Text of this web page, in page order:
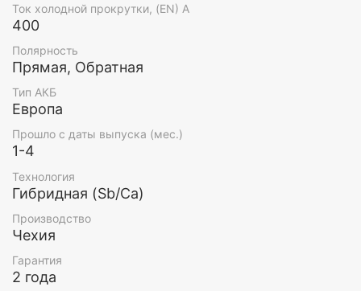
Ток холодной прокрутки, (EN) А
400
Полярность
Прямая, Обратная
Тип АКБ
Европа
Прошло с даты выпуска (мес.)
1-4
Технология
Гибридная (Sb/Ca)
Производство
Чехия
Гарантия
2 года